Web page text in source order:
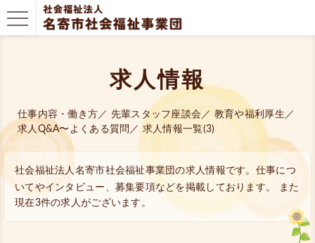
求人情報
仕事内容・働き方／ 先輩スタッフ座談会／ 教育や福利厚生 ／
求人Q&A〜よくある質問 ／ 求人情報一覧(3)
社会福祉法人名寄市社会福祉事業団の求人情報です。 仕事につ
いてやインタビュー、募集要項などを掲載しております。 また
現在3件の求人がございます。